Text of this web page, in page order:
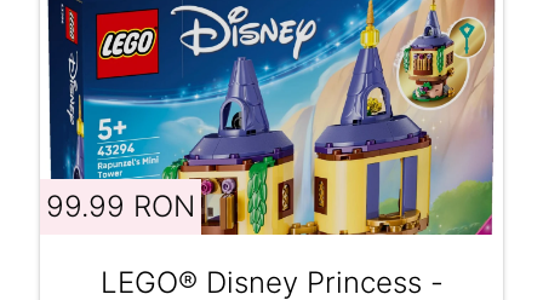
99.99 RON
LEGO® Disney Princess -